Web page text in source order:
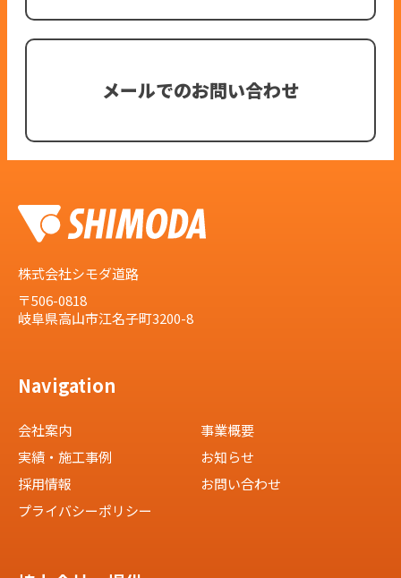
メールでのお問い合わせ
株式会社シモダ道路
〒506-0818
岐阜県高山市江名子町3200-8
Navigation
会社案内
事業概要
実績・施工事例
お知らせ
採用情報
お問い合わせ
プライバシーポリシー